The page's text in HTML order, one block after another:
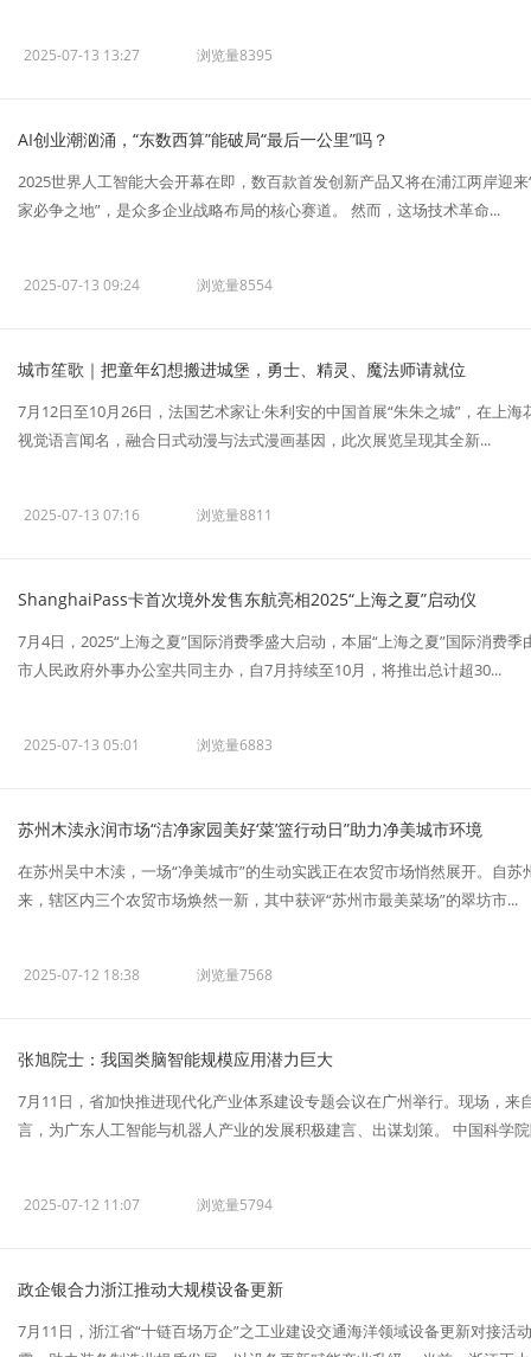
2025-07-13 13:27 浏览量8395
AI创业潮汹涌，“东数西算”能破局“最后一公里”吗？
2025世界人工智能大会开幕在即，数百款首发创新产品又将在浦江两岸迎
家必争之地”，是众多企业战略布局的核心赛道。 然而，这场技术革命...
2025-07-13 09:24 浏览量8554
城市笙歌｜把童年幻想搬进城堡，勇士、精灵、魔法师请就位
7月12日至10月26日，法国艺术家让·朱利安的中国首展“朱朱之城”，在上
视觉语言闻名，融合日式动漫与法式漫画基因，此次展览呈现其全新...
2025-07-13 07:16 浏览量8811
ShanghaiPass卡首次境外发售东航亮相2025“上海之夏”启动仪
7月4日，2025“上海之夏”国际消费季盛大启动，本届“上海之夏”国际消费
市人民政府外事办公室共同主办，自7月持续至10月，将推出总计超30...
2025-07-13 05:01 浏览量6883
苏州木渎永润市场“洁净家园美好‘菜’篮行动日”助力净美城市环境
在苏州吴中木渎，一场“净美城市”的生动实践正在农贸市场悄然展开。自苏
来，辖区内三个农贸市场焕然一新，其中获评“苏州市最美菜场”的翠坊市...
2025-07-12 18:38 浏览量7568
张旭院士：我国类脑智能规模应用潜力巨大
7月11日，省加快推进现代化产业体系建设专题会议在广州举行。现场，
言，为广东人工智能与机器人产业的发展积极建言、出谋划策。 中国科学
2025-07-12 11:07 浏览量5794
政企银合力浙江推动大规模设备更新
7月11日，浙江省“十链百场万企”之工业建设交通海洋领域设备更新对接